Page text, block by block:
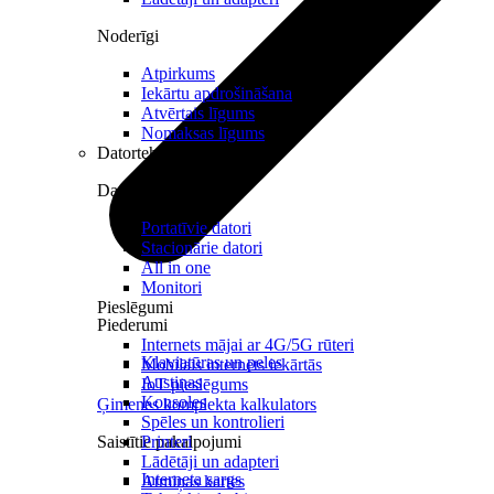
Pieslēgumi
Internets mājai ar 4G/5G rūteri
Mobilais internets iekārtās
IoT pieslēgums
Ģimenes komplekta kalkulators
Saistītie pakalpojumi
Interneta sargs
Noderīgi
Atpirkums
Iekārtu apdrošināšana
Atvērtais līgums
Nomaksas līgums
Datortehnika
Datori un Monitori
Portatīvie datori
Stacionārie datori
All in one
Monitori
Piederumi
Klaviatūras un peles
Austiņas
Konsoles
Spēles un kontrolieri
Printeri
Lādētāji un adapteri
Atmiņas kartes